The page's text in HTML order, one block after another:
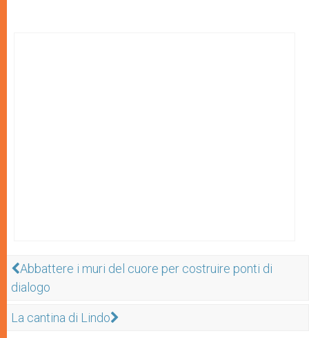
Abbattere i muri del cuore per costruire ponti di
dialogo
La cantina di Lindo